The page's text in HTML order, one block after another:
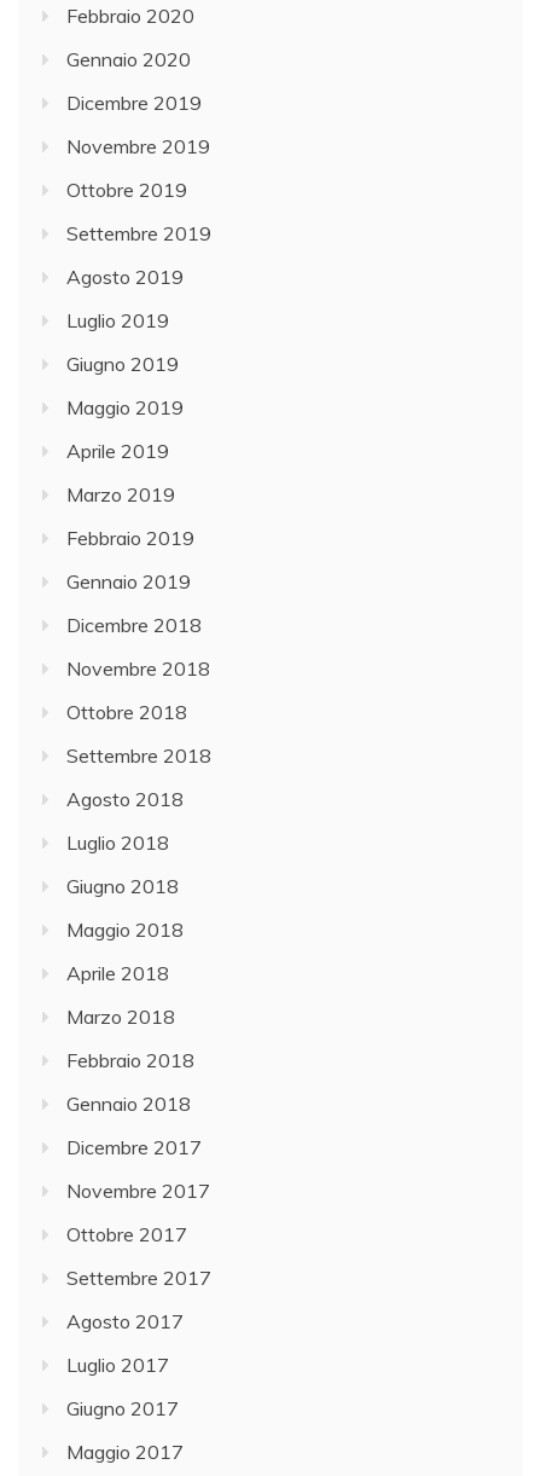
Febbraio 2020
Gennaio 2020
Dicembre 2019
Novembre 2019
Ottobre 2019
Settembre 2019
Agosto 2019
Luglio 2019
Giugno 2019
Maggio 2019
Aprile 2019
Marzo 2019
Febbraio 2019
Gennaio 2019
Dicembre 2018
Novembre 2018
Ottobre 2018
Settembre 2018
Agosto 2018
Luglio 2018
Giugno 2018
Maggio 2018
Aprile 2018
Marzo 2018
Febbraio 2018
Gennaio 2018
Dicembre 2017
Novembre 2017
Ottobre 2017
Settembre 2017
Agosto 2017
Luglio 2017
Giugno 2017
Maggio 2017